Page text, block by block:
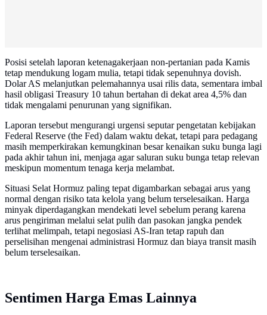
Posisi setelah laporan ketenagakerjaan non-pertanian pada Kamis
tetap mendukung logam mulia, tetapi tidak sepenuhnya dovish.
Dolar AS melanjutkan pelemahannya usai rilis data, sementara imbal
hasil obligasi Treasury 10 tahun bertahan di dekat area 4,5% dan
tidak mengalami penurunan yang signifikan.
Laporan tersebut mengurangi urgensi seputar pengetatan kebijakan
Federal Reserve (the Fed) dalam waktu dekat, tetapi para pedagang
masih memperkirakan kemungkinan besar kenaikan suku bunga lagi
pada akhir tahun ini, menjaga agar saluran suku bunga tetap relevan
meskipun momentum tenaga kerja melambat.
Situasi Selat Hormuz paling tepat digambarkan sebagai arus yang
normal dengan risiko tata kelola yang belum terselesaikan. Harga
minyak diperdagangkan mendekati level sebelum perang karena
arus pengiriman melalui selat pulih dan pasokan jangka pendek
terlihat melimpah, tetapi negosiasi AS-Iran tetap rapuh dan
perselisihan mengenai administrasi Hormuz dan biaya transit masih
belum terselesaikan.
Sentimen Harga Emas Lainnya